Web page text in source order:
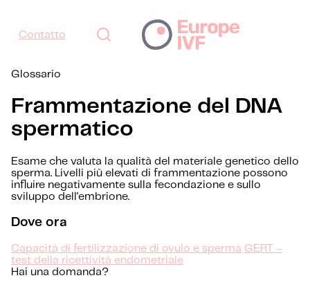
Contatto
Glossario
Frammentazione del DNA
spermatico
Esame che valuta la qualità del materiale genetico dello
sperma. Livelli più elevati di frammentazione possono
influire negativamente sulla fecondazione e sullo
sviluppo dell'embrione.
Dove ora
Capacità di fertilizzazione di ovulo e sperma GERT –
test della ricettività endometriale
Hai una domanda?